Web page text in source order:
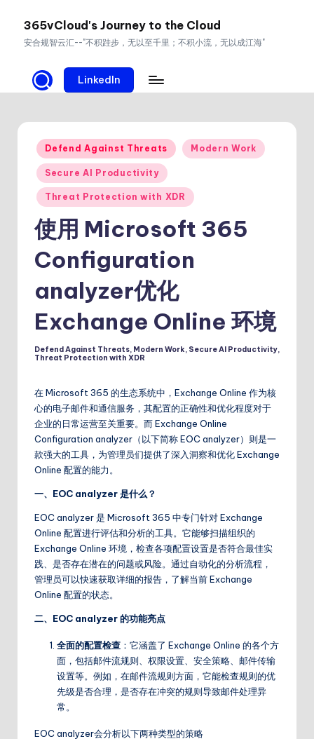
365vCloud's Journey to the Cloud
安合规智云汇--"不积跬步，无以至千里；不积小流，无以成江海"
LinkedIn
Posted
in
Defend Against Threats Modern Work
Secure AI Productivity
Threat Protection with XDR
使用 Microsoft 365
Configuration
analyzer优化
Exchange Online 环境
Posted
Defend Against Threats Modern Work Secure AI Productivity
Threat Protection with XDR
在 Microsoft 365 的生态系统中，Exchange Online 作为核
心的电子邮件和通信服务，其配置的正确性和优化程度对于
企业的日常运营至关重要。而 Exchange Online
Configuration analyzer（以下简称 EOC analyzer）则是一
款强大的工具，为管理员们提供了深入洞察和优化 Exchange
Online 配置的能力。
一、EOC analyzer 是什么？
EOC analyzer 是 Microsoft 365 中专门针对 Exchange
Online 配置进行评估和分析的工具。它能够扫描组织的
Exchange Online 环境，检查各项配置设置是否符合最佳实
践、是否存在潜在的问题或风险。通过自动化的分析流程，
管理员可以快速获取详细的报告，了解当前 Exchange
Online 配置的状态。
二、EOC analyzer 的功能亮点
全面的配置检查 ：它涵盖了 Exchange Online 的各个方
面，包括邮件流规则、权限设置、安全策略、邮件传输
设置等。例如，在邮件流规则方面，它能检查规则的优
先级是否合理，是否存在冲突的规则导致邮件处理异
常。
EOC analyzer会分析以下两种类型的策略